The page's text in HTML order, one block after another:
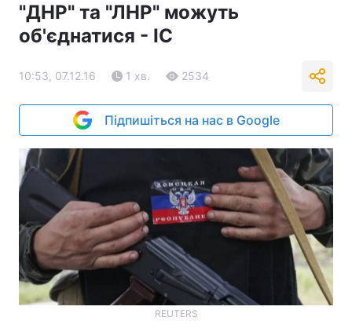
"ДНР" та "ЛНР" можуть
об'єднатися - ІС
10:53, 07.12.16 1 хв. 2534
Підпишіться на нас в Google
REUTERS